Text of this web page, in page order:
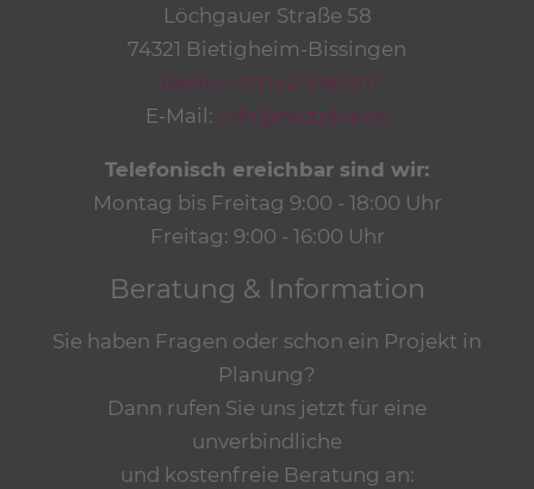
Löchgauer Straße 58
74321 Bietigheim-Bissingen
Telefon: 07142-9180011
E-Mail: info@mctplus.de
Telefonisch ereichbar sind wir:
Montag bis Freitag 9:00 - 18:00 Uhr
Freitag: 9:00 - 16:00 Uhr
Beratung & Information
Sie haben Fragen oder schon ein Projekt in
Planung?
Dann rufen Sie uns jetzt für eine
unverbindliche
und kostenfreie Beratung an: